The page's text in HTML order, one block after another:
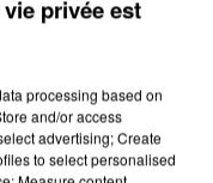
privée est
processing based on
and/or access
advertising; Create
to select personalised